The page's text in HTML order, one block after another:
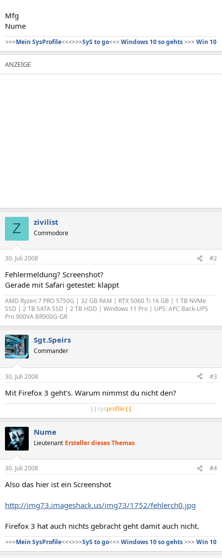
Mfg
Nume
>>>Mein SysProfile<<<>>>SyS to go<<<Windows 10 so gehts>>>Win 10
Z zivilist
Commodore
30. Juli 2008 #2
Fehlermeldung? Screenshot?
Gerade mit Safari getestet: klappt
AMD Ryzen 7 PRO 5750G | 32 GB RAM | RTX 5060 Ti 16 GB | 1 TB NVMe
SSD | 2 TB SATA SSD | 2 TB HDD | Windows 11 Pro | UPS: APC Back-UPS
Pro 900VA BR900G-GR
Sgt.Speirs
Commander
30. Juli 2008 #3
Mit Firefox 3 geht's. Warum nimmst du nicht den?
) ) sysprofile((
Nume
Lieutenant Ersteller dieses Themas
30. Juli 2008 #4
Also das hier ist ein Screenshot
http://img73.imageshack.us/img73/1752/fehlerch0.jpg
Firefox 3 hat auch nichts gebracht geht damit auch nicht.
>>>Mein SysProfile<<<>>>SyS to go<<<Windows 10 so gehts>>>Win 10